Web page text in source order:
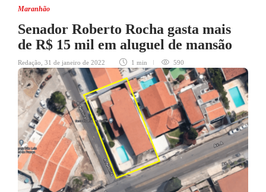
Maranhão
Senador Roberto Rocha gasta mais
de R$ 15 mil em aluguel de mansão
Redação 31 de janeiro de 2022 1 min 590